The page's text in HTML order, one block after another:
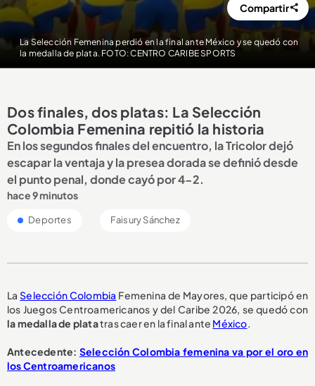
La Selección Femenina perdió en la final ante México y se quedó con
la medalla de plata. FOTO: CENTRO CARIBE SPORTS
Compartir
Dos finales, dos platas: La Selección
Colombia Femenina repitió la historia
En los segundos finales del encuentro, la Tricolor dejó
escapar la ventaja y la presea dorada se definió desde
el punto penal, donde cayó por 4-2.
hace 9 minutos
Deportes Faisury Sánchez
LaSelección Colombia Femenina de Mayores, que participó en
los Juegos Centroamericanos y del Caribe 2026, se quedó con
la medalla de platatras caer en la final ante México.
Antecedente: Selección Colombia femenina va por el oro en
los Centroamericanos